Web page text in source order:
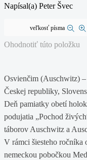
Napísal(a) Peter Švec
veľkosť písma
Ohodnotiť túto položku
Osvienčim (Auschwitz)
Českej republiky,
Deň pamiatky obetí
podujatia „Pochod
táborov Auschwitz a
V rámci šiesteho ročníka
nemeckou pobočkou